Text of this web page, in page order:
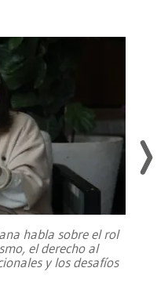
habla sobre el rol
el derecho al
y los desafíos